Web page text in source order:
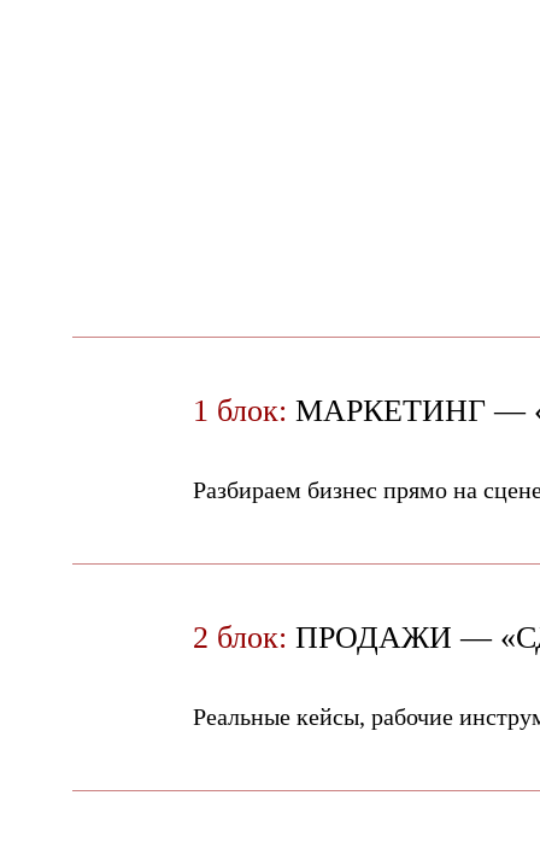
1 блок: МАРКЕТИНГ —
Разбираем бизнес прямо на
2 блок: ПРОДАЖИ —
Реальные кейсы, рабочие